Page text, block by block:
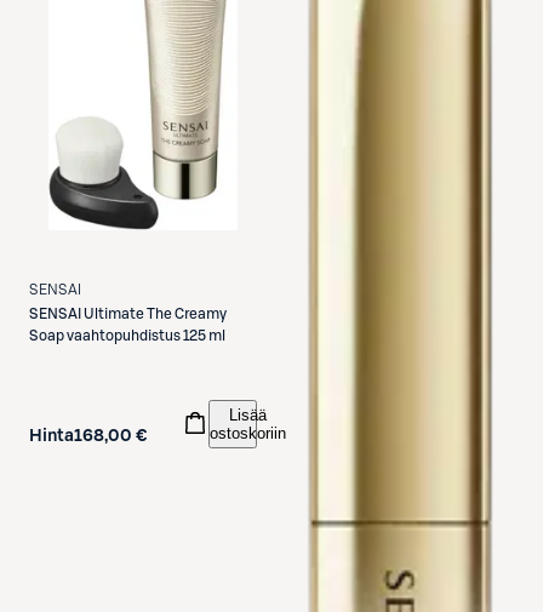
SENSAI
SENSAI Ultimate The Creamy
Soap vaahtopuhdistus 125 ml
Hinta168,00 €
Lisää
ostoskoriin